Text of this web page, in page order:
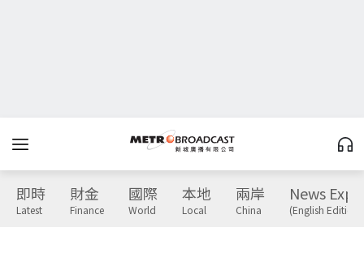
即時
Latest
財金
Finance
國際
World
本地
Local
兩岸
China
News
(English Edition)